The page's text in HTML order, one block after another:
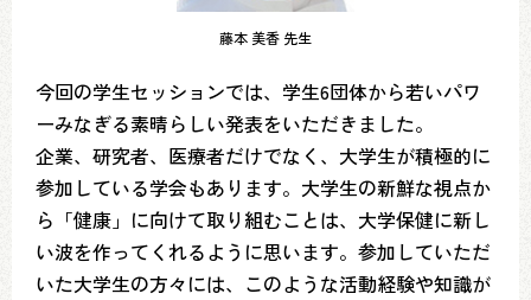
藤本 美香 先生
今回の学生セッションでは、学生6団体から若いパワ
ーみなぎる素晴らしい発表をいただきました。
企業、研究者、医療者だけでなく、大学生が積極的に
参加している学会もあります。大学生の新鮮な視点か
ら「健康」に向けて取り組むことは、大学保健に新し
い波を作ってくれるように思います。参加していただ
いた大学生の方々には、このような活動経験や知識が